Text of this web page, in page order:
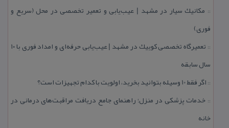
:: مكانیك سیار در مشهد | عیب‌یابی و تعمیر تخصصی در محل (سریع و
فوری)
::
تعمیرگاه تخصصی كوییك در مشهد | عیب‌یابی حرفه‌ای و امداد فوری با ۱۰
سال سابقه
:: اگر فقط 10 وسیله بتوانید بخرید، اولویت با كدام تجهیزات است؟
:: خدمات پزشكی در منزل؛ راهنمای جامع دریافت مراقبت‌های درمانی در
خانه